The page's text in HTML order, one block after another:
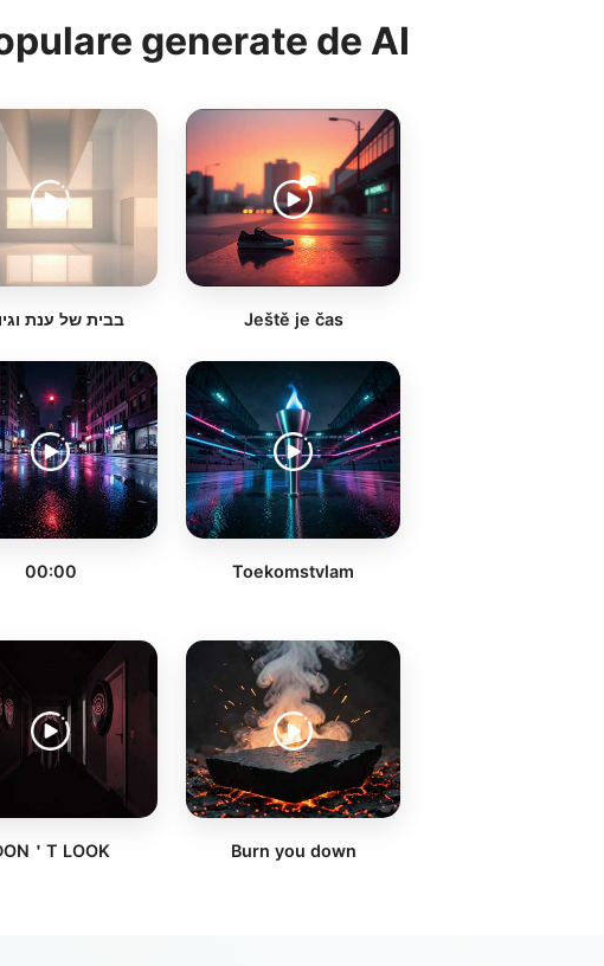
generate de AI
בבית של ענת Ještě je čas
00:00 Toekomstvlam
＇T LOOK Burn you down